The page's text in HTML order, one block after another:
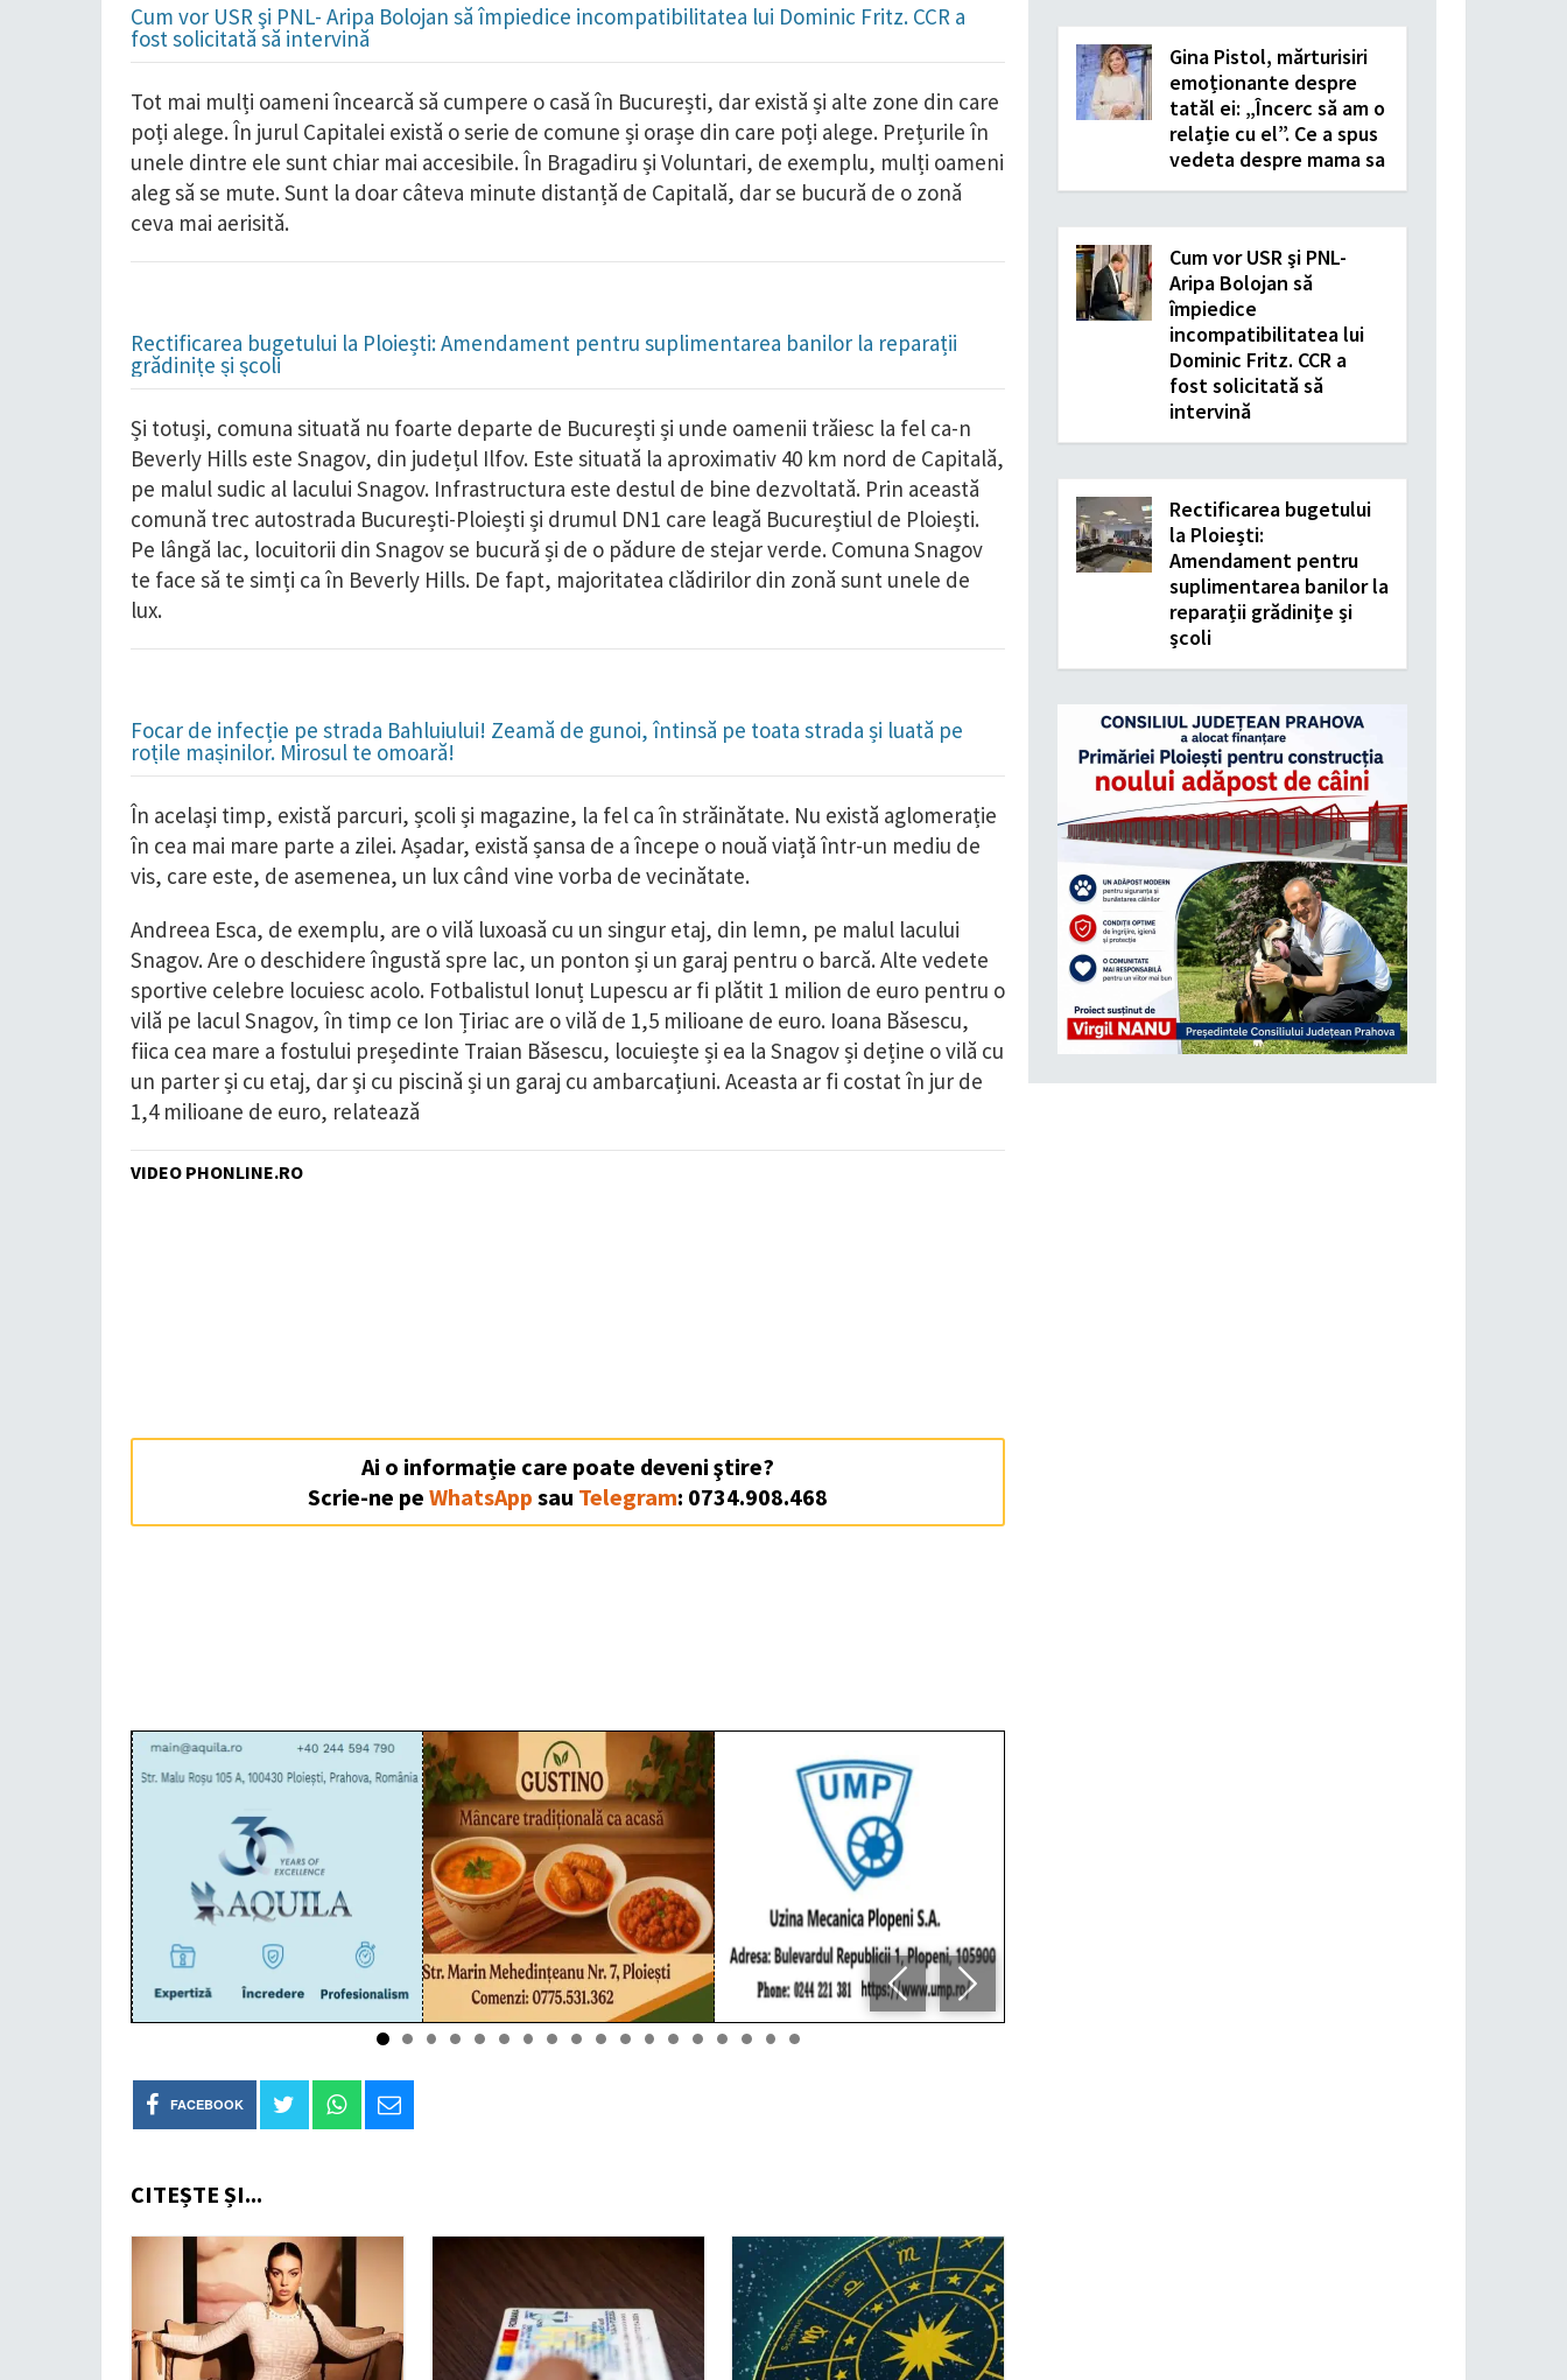
Cum vor USR şi PNL- Aripa Bolojan să împiedice incompatibilitatea lui Dominic Fritz. CCR a
fost solicitată să intervină
Tot mai mulți oameni încearcă să cumpere o casă în București, dar există și alte zone din care
poți alege. În jurul Capitalei există o serie de comune și orașe din care poți alege. Prețurile în
unele dintre ele sunt chiar mai accesibile. În Bragadiru și Voluntari, de exemplu, mulți oameni
aleg să se mute. Sunt la doar câteva minute distanță de Capitală, dar se bucură de o zonă
ceva mai aerisită.
Rectificarea bugetului la Ploiești: Amendament pentru suplimentarea banilor la reparații
grădinițe și școli
Și totuși, comuna situată nu foarte departe de București și unde oamenii trăiesc la fel ca-n
Beverly Hills este Snagov, din județul Ilfov. Este situată la aproximativ 40 km nord de Capitală,
pe malul sudic al lacului Snagov. Infrastructura este destul de bine dezvoltată. Prin această
comună trec autostrada București-Ploiești și drumul DN1 care leagă Bucureștiul de Ploiești.
Pe lângă lac, locuitorii din Snagov se bucură și de o pădure de stejar verde. Comuna Snagov
te face să te simți ca în Beverly Hills. De fapt, majoritatea clădirilor din zonă sunt unele de
lux.
Focar de infecție pe strada Bahluiului! Zeamă de gunoi, întinsă pe toata strada și luată pe
roțile mașinilor. Mirosul te omoară!
În același timp, există parcuri, școli și magazine, la fel ca în străinătate. Nu există aglomerație
în cea mai mare parte a zilei. Așadar, există șansa de a începe o nouă viață într-un mediu de
vis, care este, de asemenea, un lux când vine vorba de vecinătate.
Andreea Esca, de exemplu, are o vilă luxoasă cu un singur etaj, din lemn, pe malul lacului
Snagov. Are o deschidere îngustă spre lac, un ponton și un garaj pentru o barcă. Alte vedete
sportive celebre locuiesc acolo. Fotbalistul Ionuț Lupescu ar fi plătit 1 milion de euro pentru o
vilă pe lacul Snagov, în timp ce Ion Țiriac are o vilă de 1,5 milioane de euro. Ioana Băsescu,
fiica cea mare a fostului președinte Traian Băsescu, locuiește și ea la Snagov și deține o vilă cu
un parter și cu etaj, dar și cu piscină și un garaj cu ambarcațiuni. Aceasta ar fi costat în jur de
1,4 milioane de euro, relatează
VIDEO PHONLINE.RO
Ai o informație care poate deveni ştire?
Scrie-ne peWhatsApp sau Telegram: 0734.908.468
FACEBOOK
CITEȘTE ȘI...
Gina Pistol, mărturisiri
emoționante despre
tatăl ei: „Încerc să am o
relație cu el”. Ce a spus
vedeta despre mama sa
Cum vor USR şi PNL-
Aripa Bolojan să
împiedice
incompatibilitatea lui
Dominic Fritz. CCR a
fost solicitată să
intervină
Rectificarea bugetului
la Ploiești:
Amendament pentru
suplimentarea banilor la
reparații grădinițe și
școli